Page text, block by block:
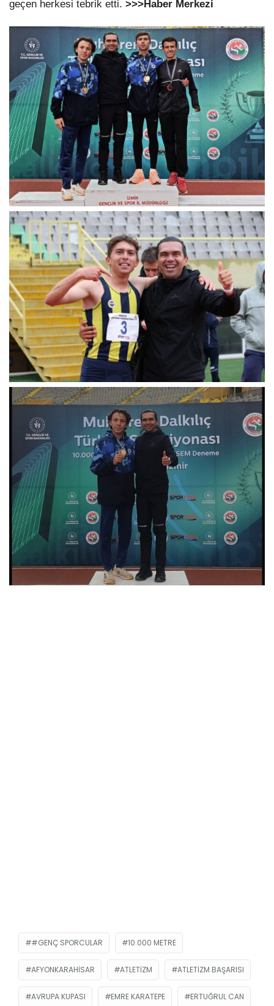
geçen herkesi tebrik etti. >>>Haber Merkezi
#GENÇ SPORCULAR 10.000 METRE
AFYONKARAHISAR ATLETIZM ATLETIZM BAŞARISI
AVRUPA KUPASI EMRE KARATEPE ERTUĞRUL CAN